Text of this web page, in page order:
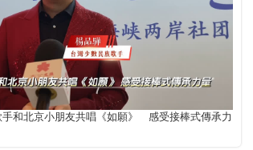
手和北京小朋友共唱《如願》 感受接棒式傳承力